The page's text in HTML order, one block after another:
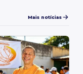
Mais notícias